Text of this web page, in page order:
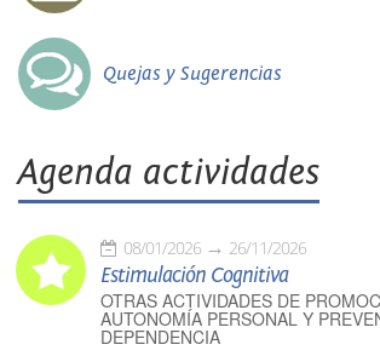
Quejas y Sugerencias
Agenda actividades
08/01/2026 26/11/2026
Estimulación Cognitiva
OTRAS ACTIVIDADES DE
AUTONOMÍA PERSONAL Y
DEPENDENCIA